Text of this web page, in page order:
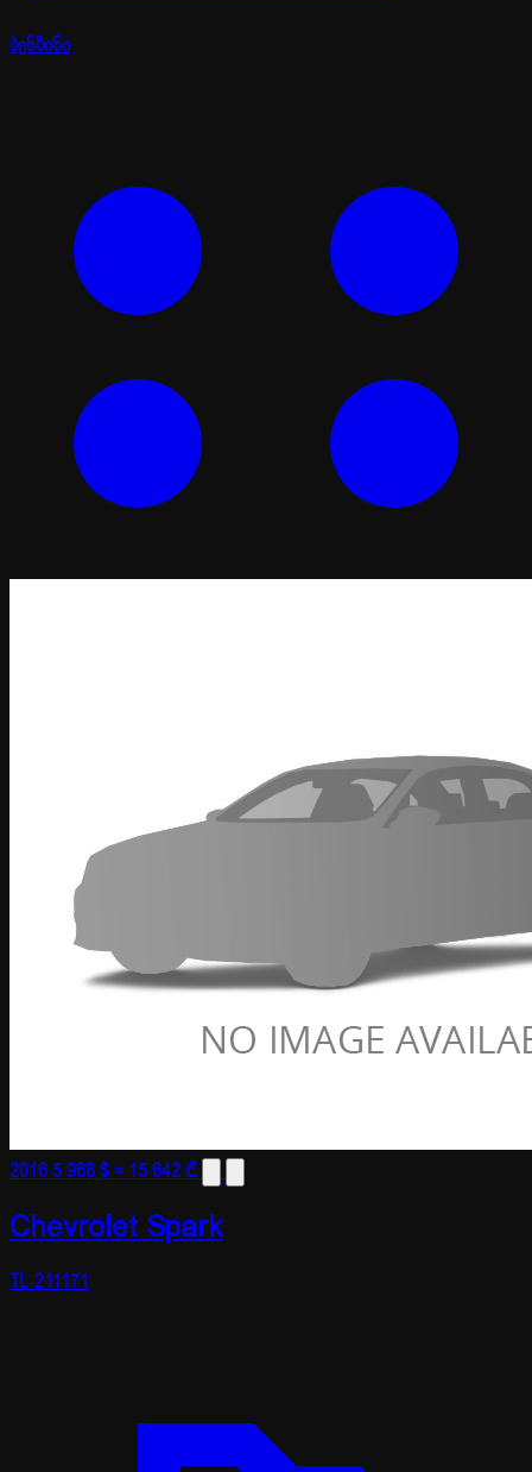
ბენზინი
20165 968 $≈ 15 642 ₾
Chevrolet Spark
TL-211171